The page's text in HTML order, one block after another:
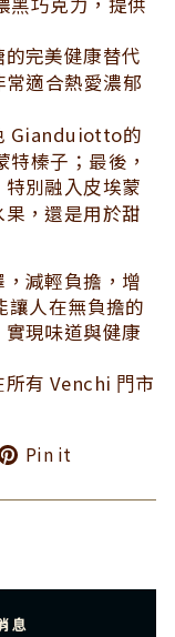
的完美健康替代
常適合熱愛濃郁
Gianduiotto的
榛⼦；最後，
特別融⼊⽪埃蒙
，還是⽤於甜
減輕負擔，增
讓⼈在無負擔的
現味道與健康
有 Venchi ⾨市
Pin it
Pinterest
息